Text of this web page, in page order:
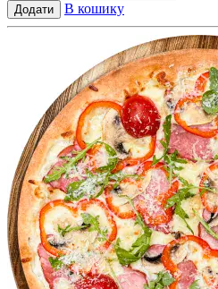
Додати В кошику